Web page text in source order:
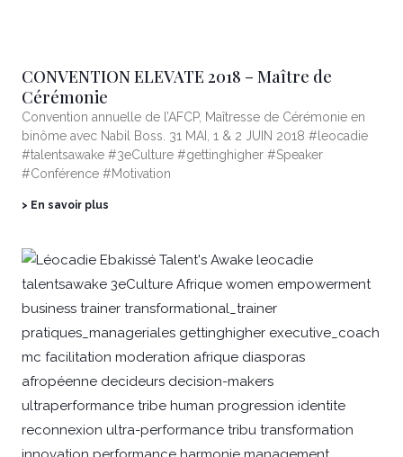
CONVENTION ELEVATE 2018 – Maître de
Cérémonie
Convention annuelle de l’AFCP, Maîtresse de Cérémonie en
binôme avec Nabil Boss. 31 MAI, 1 & 2 JUIN 2018 #leocadie
#talentsawake #3eCulture #gettinghigher #Speaker
#Conférence #Motivation
> En savoir plus